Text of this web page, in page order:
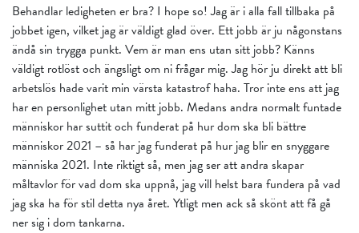
Behandlar ledigheten er bra? I hope so! Jag är i alla fall tillbaka på
jobbet igen, vilket jag är väldigt glad över. Ett jobb är ju någonstans
ändå sin trygga punkt. Vem är man ens utan sitt jobb? Känns
väldigt rotlöst och ängsligt om ni frågar mig. Jag hör ju direkt att bli
arbetslös hade varit min värsta katastrof haha. Tror inte ens att jag
har en personlighet utan mitt jobb. Medans andra normalt funtade
människor har suttit och funderat på hur dom ska bli bättre
människor 2021 – så har jag funderat på hur jag blir en snyggare
människa 2021. Inte riktigt så, men jag ser att andra skapar
måltavlor för vad dom ska uppnå, jag vill helst bara fundera på vad
jag ska ha för stil detta nya året. Ytligt men ack så skönt att få gå
ner sig i dom tankarna.